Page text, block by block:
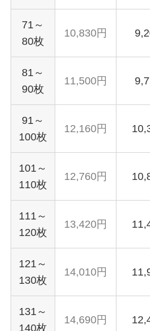
71～
80枚
10,830円
81～
90枚
11,500円
91～
100枚
12,160円
101～
110枚
12,760円
111～
120枚
13,420円
121～
130枚
14,010円
131～
140枚
14,690円